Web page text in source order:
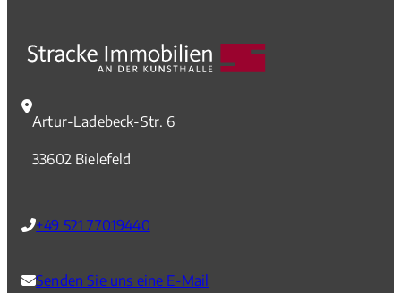
Artur-Ladebeck-Str. 6
33602 Bielefeld
+49 521 77019440
Senden Sie uns eine E-Mail